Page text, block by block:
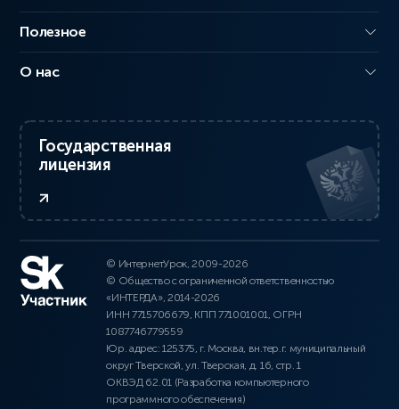
Полезное
О нас
Государственная
лицензия
© ИнтернетУрок, 2009-2026
© Общество с ограниченной ответственностью
«ИНТЕРДА», 2014-2026
ИНН 7715706679, КПП 771001001, ОГРН
1087746779559
Юр. адрес: 125375, г. Москва, вн.тер.г. муниципальный
округ Тверской, ул. Тверская, д. 16, стр. 1
ОКВЭД 62.01 (Разработка компьютерного
программного обеспечения)